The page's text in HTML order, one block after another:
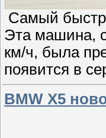
Самый
Эта машина,
км/ч, была
появится в
BMW X5